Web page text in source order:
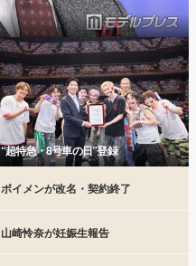
“超特急・8号車の日”登録
ボイメンが改名・契約終了
山崎怜奈が妊娠生報告